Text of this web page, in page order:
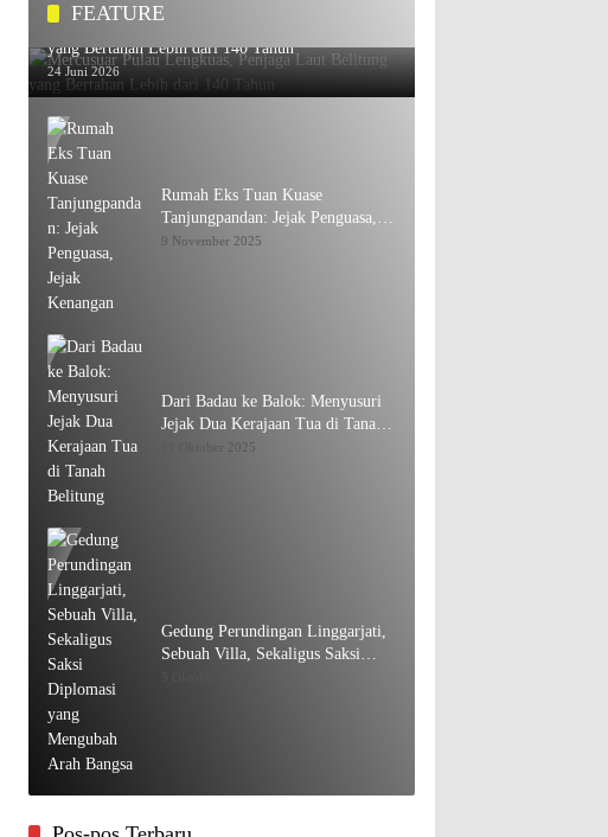
FEATURE
Mercusuar Pulau Lengkuas, Penjaga Laut Belitung
yang Bertahan Lebih dari 140 Tahun
24 Juni 2026
Rumah Eks Tuan Kuase
Tanjungpandan: Jejak Penguasa,
Jejak Kenangan
9 November 2025
Dari Badau ke Balok: Menyusuri
Jejak Dua Kerajaan Tua di Tanah
11 Oktober 2025
Gedung Perundingan Linggarjati,
Sebuah Villa, Sekaligus Saksi